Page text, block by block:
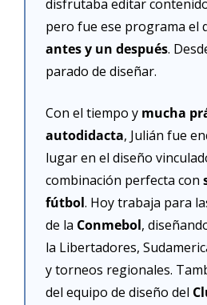
disfrutaba editar
pero fue ese programa el
antes y un después.
parado de diseñar.
Con el tiempo y mucha
autodidacta, Julián fue
lugar en el diseño
combinación perfecta con
fútbol. Hoy trabaja para
de la Conmebol,
la Libertadores,
y torneos regionales.
del equipo de diseño del